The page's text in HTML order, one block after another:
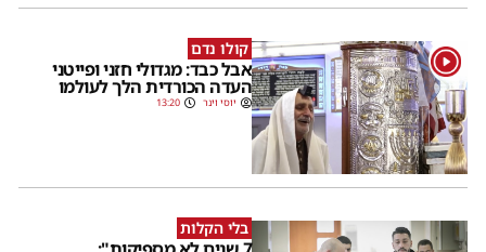
1 קולו נדם
אבל כבד: מגדולי חזני ופייטני
העדה הכורדית הלך לעולמו
יוסי וינר 13:20
בלי הקלות